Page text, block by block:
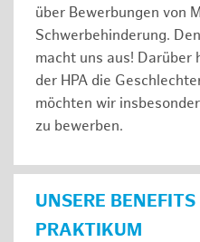
über Bewerbungen von
Schwerbehinderung.
macht uns aus! Darüber
der HPA die
möchten wir
zu bewerben.
UNSERE
PRAKTIKUM